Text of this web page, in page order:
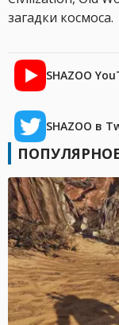
загадки космоса.
SHAZOO
SHAZOO в